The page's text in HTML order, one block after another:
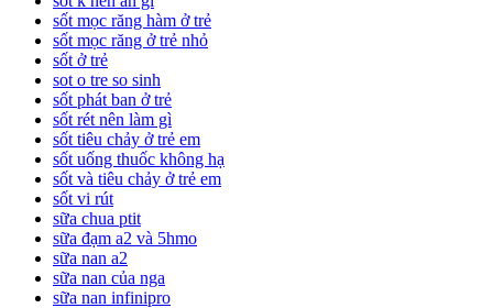
sốt mọc răng hàm ở trẻ
sốt mọc răng ở trẻ nhỏ
sốt ở trẻ
sot o tre so sinh
sốt phát ban ở trẻ
sốt rét nên làm gì
sốt tiêu chảy ở trẻ em
sốt uống thuốc không hạ
sốt và tiêu chảy ở trẻ em
sốt vi rút
sữa chua ptit
sữa đạm a2 và 5hmo
sữa nan a2
sữa nan của nga
sữa nan infinipro